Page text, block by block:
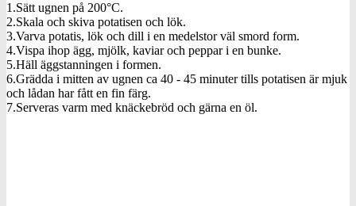
1.Sätt ugnen på 200°C.
2.Skala och skiva potatisen och lök.
3.Varva potatis, lök och dill i en medelstor väl smord form.
4.Vispa ihop ägg, mjölk, kaviar och peppar i en bunke.
5.Häll äggstanningen i formen.
6.Grädda i mitten av ugnen ca 40 - 45 minuter tills potatisen är mjuk
och lådan har fått en fin färg.
7.Serveras varm med knäckebröd och gärna en öl.